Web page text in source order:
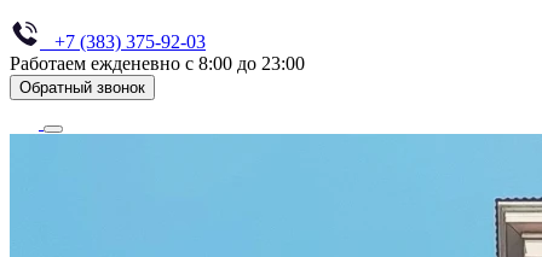
+7 (383) 375-92-03
Работаем ежденевно с 8:00 до 23:00
Обратный звонок